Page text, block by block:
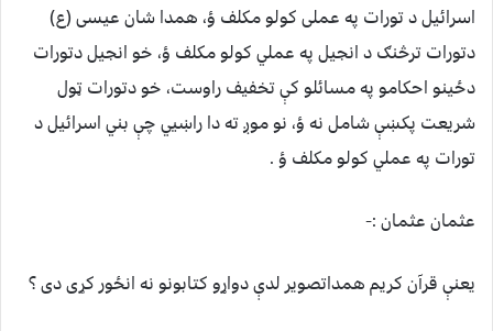
اسرائیل د تورات په عملی کولو مکلف ؤ، همدا شان عیسی (ع)
دتورات ترڅنګ د انجیل په عملي کولو مکلف ؤ، خو انجیل دتورات
دځینو احکامو په مسائلو کې تخفیف راوست، خو دتورات ټول
شریعت پکښې شامل نه ؤ، نو موږ ته دا راښیي چې بني اسرائیل د
تورات په عملي کولو مکلف ؤ .
عثمان عثمان :-
یعنې قرآن کریم همداتصویر لدې دواړو کتابونو نه انځور کړی دی ؟